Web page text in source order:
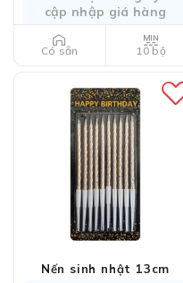
cập nhập giá hàng
Có sẵn 10 bộ
Nến sinh nhật 13cm